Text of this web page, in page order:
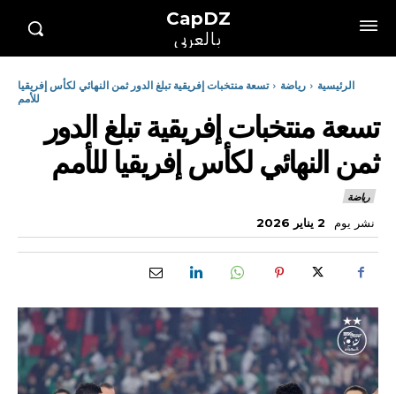
CapDZ
بالعربي
الرئيسية رياضة
تسعة منتخبات إفريقية تبلغ الدور ثمن النهائي لكأس إفريقيا
للأمم
تسعة منتخبات إفريقية تبلغ الدور
ثمن النهائي لكأس إفريقيا للأمم
رياضة
نشر يوم 2 يناير 2026